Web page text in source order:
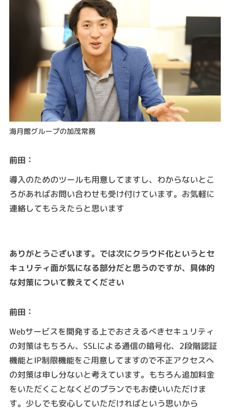
海月館グループの加茂常務
前田 ：
導入のためのツールも用意してますし、わからないとこ
ろがあればお問い合わせも受け付けています。お気軽に
連絡してもらえたらと思います
ありがとうございます。では次にクラウド化というとセ
キュリティ面が気になる部分だと思うのですが、具体的
な対策について教えてください
前田 ：
Webサービスを開発する上でおさえるべきセキュリティ
の対策はもちろん、SSLによる通信の暗号化、2段階認証
機能とIP制限機能をご用意してますので不正アクセスへ
の対策は申し分ないと考えています。もちろん追加料金
をいただくことなくどのプランでもお使いいただけま
す。少しでも安心していただければという思いから